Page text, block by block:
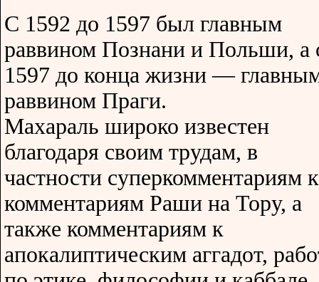
С 1592 до 1597 был главным
раввином Познани и Польши, а
1597 до конца жизни —
раввином Праги.
Махараль широко известен
благодаря своим трудам, в
частности суперкомментариям к
комментариям Раши на Тору, а
также комментариям к
апокалиптическим аггадот,